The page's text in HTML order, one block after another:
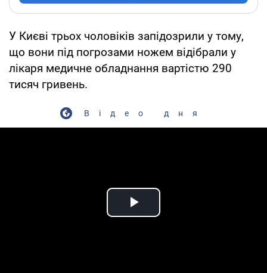
У Києві трьох чоловіків запідозрили у тому,
що вони під погрозами ножем відібрали у
лікаря медичне обладнання вартістю 290
тисяч гривень.
Відео дня
Play Video